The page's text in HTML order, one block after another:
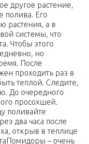
другое растение,
полива. Его
растения, а в
системы, что
Чтобы этого
но
После
проходить раз в
теплой. Следите,
До очередного
просохшей.
поливайте
два часа после
открыв в теплице
– очень